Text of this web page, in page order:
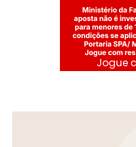
Jogue